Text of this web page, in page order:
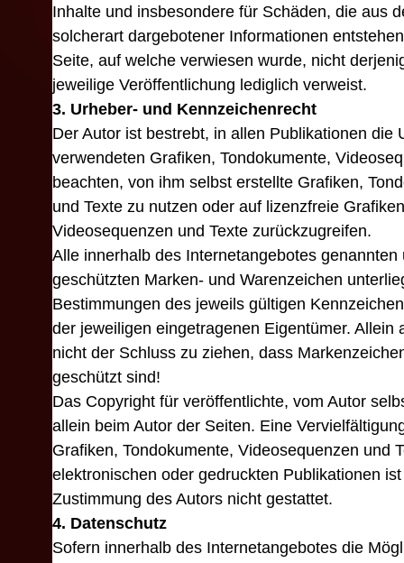
Inhalte und insbesondere für Schäden, die aus
solcherart dargebotener Informationen
Seite, auf welche verwiesen wurde, nicht
jeweilige Veröffentlichung lediglich verweist.
3. Urheber- und Kennzeichenrecht
Der Autor ist bestrebt, in allen Publikationen die
verwendeten Grafiken, Tondokumente,
beachten, von ihm selbst erstellte Grafiken,
und Texte zu nutzen oder auf lizenzfreie
Videosequenzen und Texte zurückzugreifen.
Alle innerhalb des Internetangebotes genannten
geschützten Marken- und Warenzeichen
Bestimmungen des jeweils gültigen
der jeweiligen eingetragenen Eigentümer. Allein
nicht der Schluss zu ziehen, dass
geschützt sind!
Das Copyright für veröffentlichte, vom Autor
allein beim Autor der Seiten. Eine
Grafiken, Tondokumente, Videosequenzen und
elektronischen oder gedruckten Publikationen
Zustimmung des Autors nicht gestattet.
4. Datenschutz
Sofern innerhalb des Internetangebotes die